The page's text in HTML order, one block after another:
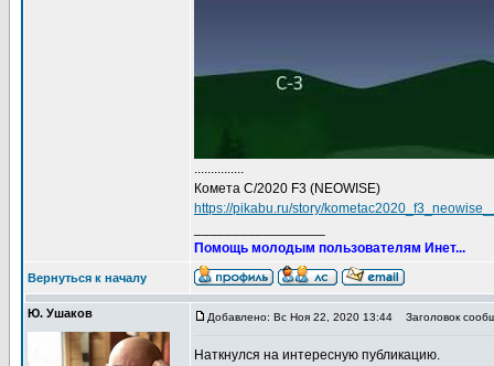
...............
Комета C/2020 F3 (NEOWISE)
https://pikabu.ru/story/
Помощь молодым пользователям Инет...
Вернуться к началу
Ю. Ушаков Добавлено: Вс Ноя 22, 2020 13:44 Заголовок
Наткнулся на интересную публикацию.